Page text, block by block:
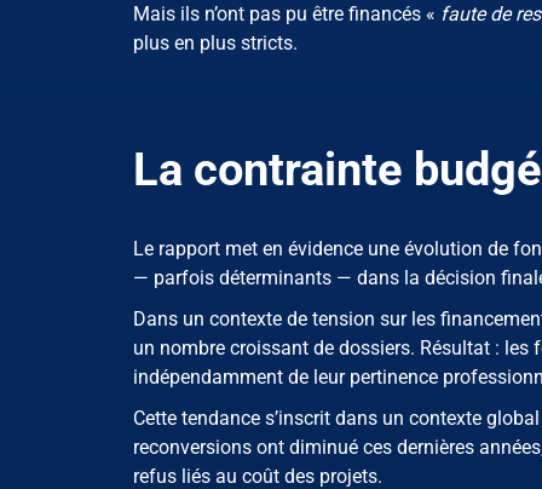
Mais ils n’ont pas pu être financés « faute de
plus en plus stricts.
La contrainte
Le rapport met en évidence une évolution de
— parfois déterminants — dans la décision
Dans un contexte de tension sur les
un nombre croissant de dossiers. Résultat :
indépendamment de leur pertinence
Cette tendance s’inscrit dans un contexte
reconversions ont diminué ces dernières
refus liés au coût des projets.